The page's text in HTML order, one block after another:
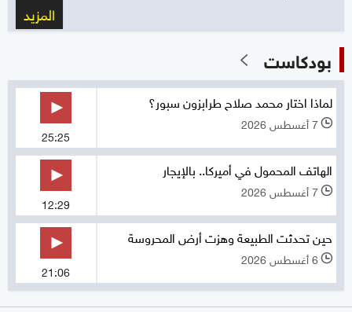
المزيد
بودكاست
لماذا اختار محمد صلاح طرابزون سبور؟
l 7 أغسطس 2026
25:25
الهاتف المحمول في أميركا.. بالإيجار
l 7 أغسطس 2026
12:29
حين تحدثت الطبيعة وهزت أرض المحروسة
l 6 أغسطس 2026
21:06